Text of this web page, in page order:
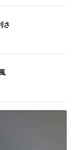
さ